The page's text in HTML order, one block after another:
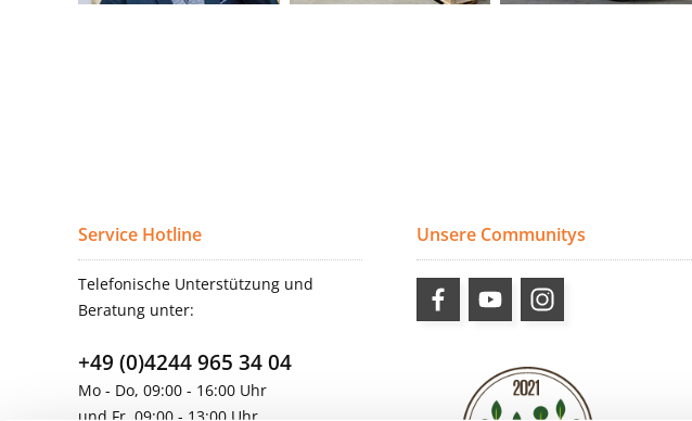
Service Hotline
Telefonische Unterstützung und
Beratung unter:
+49 (0)4244 965 34 04
Mo - Do, 09:00 - 16:00 Uhr
und Fr, 09:00 - 13:00 Uhr
Unsere Communitys